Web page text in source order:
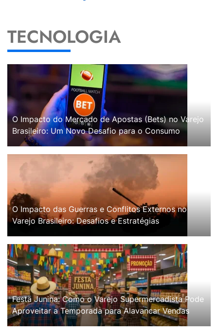
TECNOLOGIA
O Impacto do Mercado de Apostas (Bets) no Varejo
Brasileiro: Um Novo Desafio para o Consumo
O Impacto das Guerras e Conflitos Externos no
Varejo Brasileiro: Desafios e Estratégias
Festa Junina: Como o Varejo Supermercadista Pode
Aproveitar a Temporada para Alavancar Vendas